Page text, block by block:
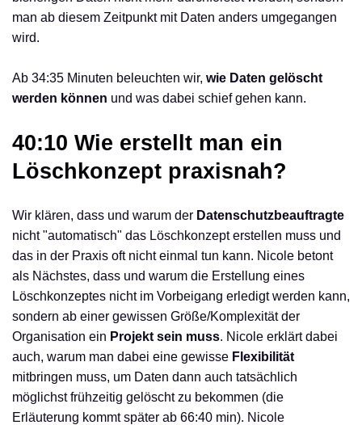
man ab diesem Zeitpunkt mit Daten anders umgegangen
wird.
Ab 34:35 Minuten beleuchten wir, wie Daten gelöscht
werden können und was dabei schief gehen kann.
40:10 Wie erstellt man ein
Löschkonzept praxisnah?
Wir klären, dass und warum der Datenschutzbeauftragte
nicht "automatisch" das Löschkonzept erstellen muss und
das in der Praxis oft nicht einmal tun kann. Nicole betont
als Nächstes, dass und warum die Erstellung eines
Löschkonzeptes nicht im Vorbeigang erledigt werden kann,
sondern ab einer gewissen Größe/Komplexität der
Organisation ein Projekt sein muss. Nicole erklärt dabei
auch, warum man dabei eine gewisse Flexibilität
mitbringen muss, um Daten dann auch tatsächlich
möglichst frühzeitig gelöscht zu bekommen (die
Erläuterung kommt später ab 66:40 min). Nicole